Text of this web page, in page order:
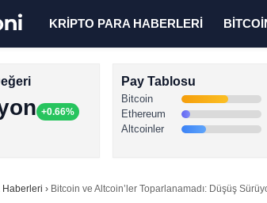
KRİPTO PARA HABERLERİ
+0.66%
Pay Tablosu
Bitcoin
Ethereum
Altcoinler
Haberleri › Bitcoin ve Altcoin’ler Toparlanamadı: Düşüş